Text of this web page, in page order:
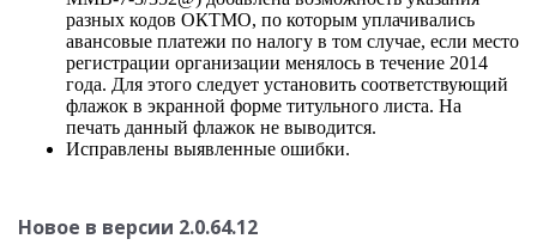
разных кодов ОКТМО, по которым уплачивались
авансовые платежи по налогу в том случае, если место
регистрации организации менялось в течение 2014
года. Для этого следует установить соответствующий
флажок в экранной форме титульного листа. На
печать данный флажок не выводится.
Исправлены выявленные ошибки.
Новое в версии 2.0.64.12